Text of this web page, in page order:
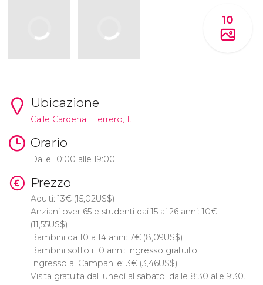
10
Ubicazione
Calle Cardenal Herrero, 1.
Orario
Dalle 10:00 alle 19:00.
Prezzo
Adulti: 13€(15,02US$)
Anziani over 65 e studenti dai 15 ai 26 anni: 10€
(11,55US$)
Bambini da 10 a 14 anni: 7€(8,09US$)
Bambini sotto i 10 anni: ingresso gratuito.
Ingresso al Campanile: 3€(3,46US$)
Visita gratuita dal lunedì al sabato, dalle 8:30 alle 9:30.